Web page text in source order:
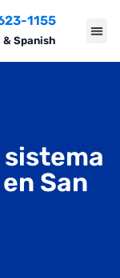
1155
&Spanish
sistema
San